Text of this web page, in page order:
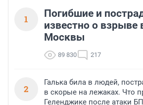
1
Погибшие и
известно о взрыве
Москвы
89 830 217
2
Галька била в людей,
в скорые на лежаках. Что
Геленджике после атаки